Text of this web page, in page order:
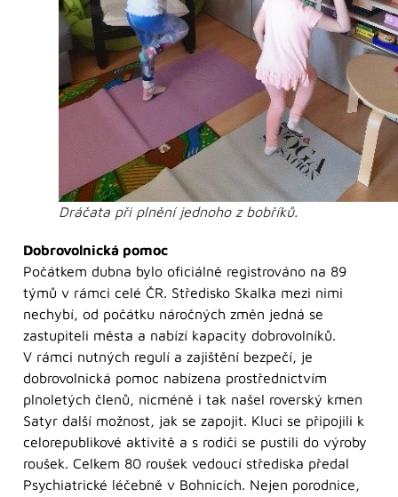
Dráčata při plnění jednoho z bobříků.
Dobrovolnická pomoc
Počátkem dubna bylo oficiálně registrováno na 89
týmů v rámci celé ČR. Středisko Skalka mezi nimi
nechybí, od počátku náročných změn jedná se
zastupiteli města a nabízí kapacity dobrovolníků.
V rámci nutných regulí a zajištění bezpečí, je
dobrovolnická pomoc nabízena prostřednictvím
plnoletých členů, nicméně i tak našel roverský kmen
Satyr další možnost, jak se zapojit. Kluci se připojili k
celorepublikové aktivitě a s rodiči se pustili do výroby
roušek. Celkem 80 roušek vedoucí střediska předal
Psychiatrické léčebně v Bohnicích. Nejen porodnice,